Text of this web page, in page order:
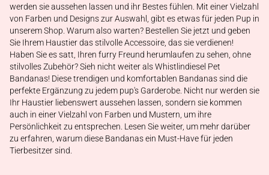
werden sie aussehen lassen und ihr Bestes fühlen. Mit einer Vielzahl
von Farben und Designs zur Auswahl, gibt es etwas für jeden Pup in
unserem Shop. Warum also warten? Bestellen Sie jetzt und geben
Sie Ihrem Haustier das stilvolle Accessoire, das sie verdienen!
Haben Sie es satt, Ihren furry Freund herumlaufen zu sehen, ohne
stilvolles Zubehör? Sieh nicht weiter als Whistlindiesel Pet
Bandanas! Diese trendigen und komfortablen Bandanas sind die
perfekte Ergänzung zu jedem pup's Garderobe. Nicht nur werden sie
Ihr Haustier liebenswert aussehen lassen, sondern sie kommen
auch in einer Vielzahl von Farben und Mustern, um ihre
Persönlichkeit zu entsprechen. Lesen Sie weiter, um mehr darüber
zu erfahren, warum diese Bandanas ein Must-Have für jeden
Tierbesitzer sind.